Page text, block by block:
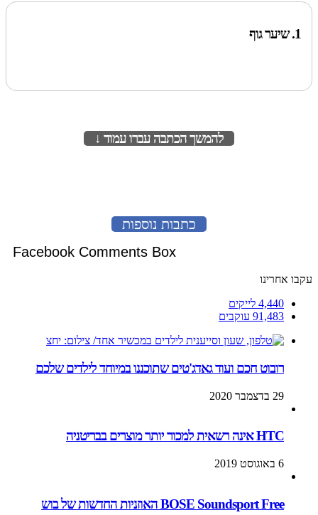
1. שיער גוף
להמשך הכתבה עברו עמוד ↓
כתבות נוספות
Facebook Comments Box
עקבו אחרינו
4,440 לייקים
91,483 עוקבים
רובוט חכם ועוד גאדג'טים שתוכננו במיוחד לילדים שלכם
29 בדצמבר 2020
HTC אינה רשאית למכור יותר מוצרים בבריטניה
6 באוגוסט 2019
BOSE Soundsport Free האוזניות החדשות של בוש